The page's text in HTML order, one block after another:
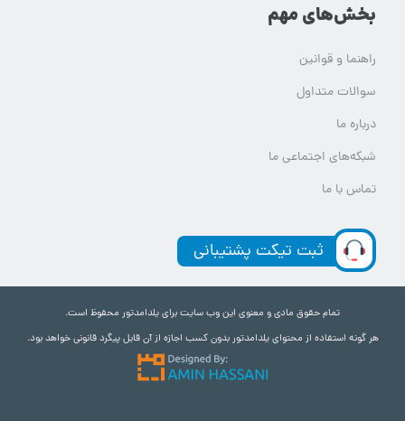
بخش‌های مهم
راهنما و قوانین
سوالات متداول
درباره ما
شبکه‌های اجتماعی ما
تماس با ما
ثبت تیکت پشتیبانی
تمام حقوق مادی و معنوی این وب سایت برای یلدامدتور محفوظ است.
هر گونه استفاده از محتوای یلدامدتور بدون کسب اجازه از آن قابل پیگرد قانونی خواهد بود.